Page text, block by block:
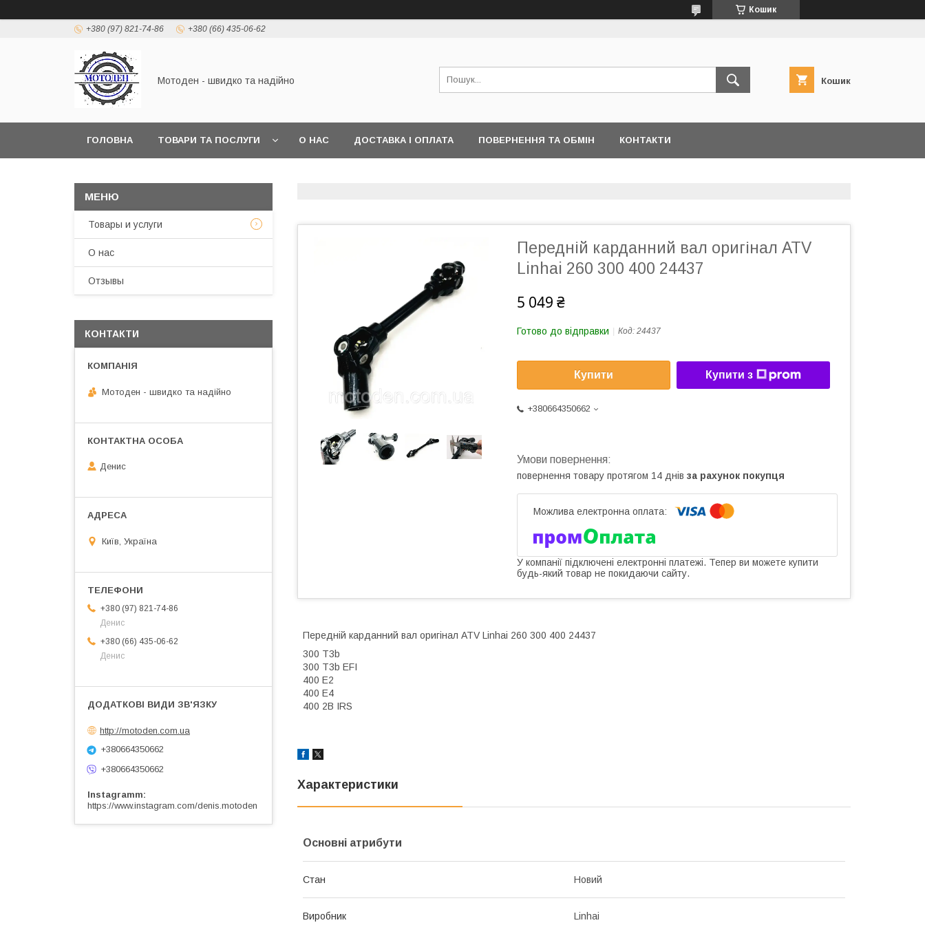
Кошик
+380 (97) 821-74-86 +380 (66) 435-06-62
Мотоден - швидко та надійно Кошик
ГОЛОВНА ТОВАРИ ТА ПОСЛУГИ О НАС ДОСТАВКА І ОПЛАТА ПОВЕРНЕННЯ ТА ОБМІН КОНТАКТИ
Передній карданний вал оригінал ATV
Linhai 260 300 400 24437
5 049 ₴
Готово до відправки Код: 24437
Купити Купити з
+380664350662
повернення товару протягом 14 днів за рахунок покупця
У компанії підключені електронні платежі. Тепер ви можете купити
будь-який товар не покидаючи сайту.
Передній карданний вал оригінал ATV Linhai 260 300 400 24437
300 T3b
300 T3b EFI
400 E2
400 E4
400 2B IRS
Характеристики
Основні атрибути
Стан Новий
Виробник Linhai
Товары и услуги
О нас
Отзывы
КОНТАКТИ
Мотоден - швидко та надійно
Денис
Київ, Україна
+380 (97) 821-74-86
Денис
+380 (66) 435-06-62
Денис
http://motoden.com.ua
+380664350662
+380664350662
Instagramm
https://www.instagram.com/denis.motoden